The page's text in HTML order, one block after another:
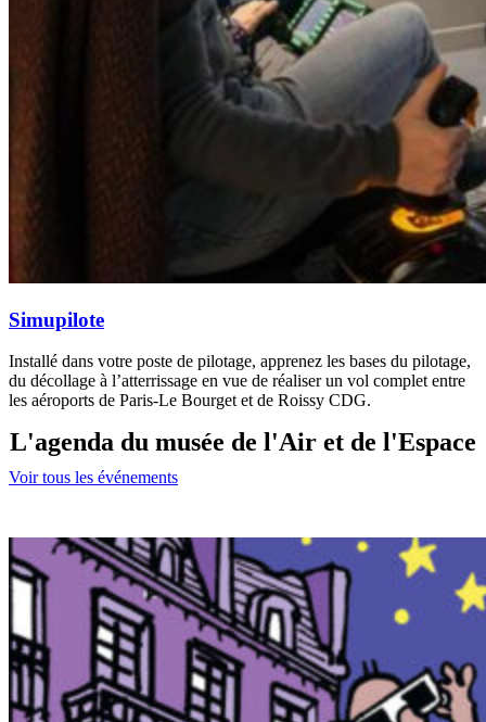
Simupilote
Installé dans votre poste de pilotage, apprenez les bases du pilotage,
du décollage à l’atterrissage en vue de réaliser un vol complet entre
les aéroports de Paris-Le Bourget et de Roissy CDG.
L'agenda du musée de l'Air et de l'Espace
Voir tous les événements